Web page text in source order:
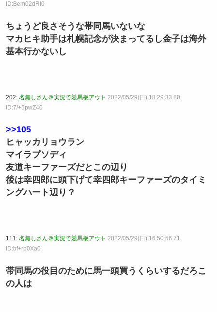
ID:Bem02dRI0
ちょうど良さそうな帯同馬いないな
マカヒキ助手は札幌記念が決まってるし金子は海外
基本行かないし
202: 名無しさん＠実況で競馬板アウト 2022/05/29(日) 18:29:33.80
ID:7/+5pwZ40
>>105
ヒャッカリョウラン
マイラプソディ
友道キーファーズだとこの辺り
後は幸四郎に頭下げて幸四郎キーファーズのタイミ
ングハート辺り？
111: 名無しさん＠実況で競馬板アウト 2022/05/29(日) 16:50:56.71
ID:bf+rp0Xa0
帯同馬の役目のために馬一頭買うくらいするだろこ
の人は